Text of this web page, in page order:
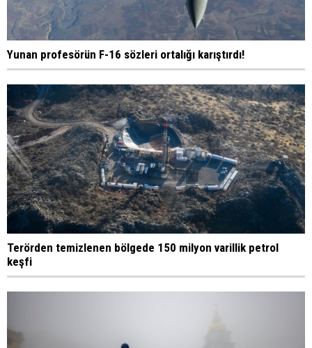
Yunan profesörün F-16 sözleri ortalığı karıştırdı!
Terörden temizlenen bölgede 150 milyon varillik petrol
keşfi